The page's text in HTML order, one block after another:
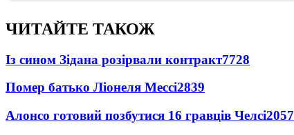
ЧИТАЙТЕ ТАКОЖ
Із сином Зідана розірвали контракт7728
Помер батько Ліонеля Мессі2839
Алонсо готовий позбутися 16 гравців Челсі2057